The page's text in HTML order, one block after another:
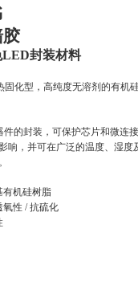
胶
LED封装材料
化型，高纯度无溶剂的有机
件的封装，可保护芯片和微连
响，并可在广泛的温度、湿度
有机硅树脂
氧性/抗硫化